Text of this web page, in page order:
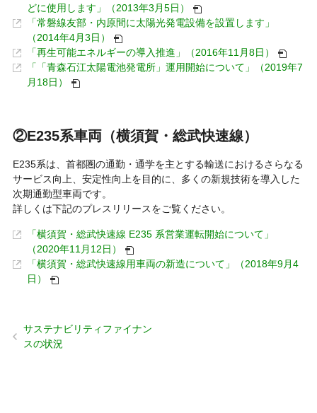
どに使用します」（2013年3月5日）
「常磐線友部・内原間に太陽光発電設備を設置します」
（2014年4月3日）
「再生可能エネルギーの導入推進」（2016年11月8日）
「「青森石江太陽電池発電所」運用開始について」（2019年7
月18日）
②E235系車両（横須賀・総武快速線）
E235系は、首都圏の通勤・通学を主とする輸送におけるさらなる
サービス向上、安定性向上を目的に、多くの新規技術を導入した
次期通勤型車両です。
詳しくは下記のプレスリリースをご覧ください。
「横須賀・総武快速線 E235 系営業運転開始について」
（2020年11月12日）
「横須賀・総武快速線用車両の新造について」（2018年9月4
日）
サステナビリティファイナン
スの状況